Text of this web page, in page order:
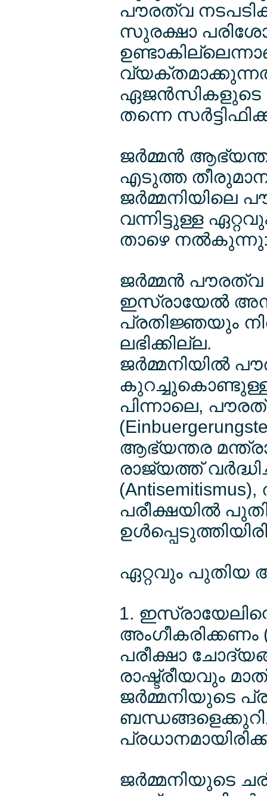
പൗരത്വ
സുരക്ഷാ
ഏജന്‍സികളുടെ
തന്നെ
ജര്‍മ്മന്‍
എടുത്ത
ജര്‍മ്മനിയിലെ
വന്നിട്ടുള്ള
താഴെ
ജര്‍മ്മന്‍ പൗരത്വ
ഇസ്രായേല്‍
പ്രതിജ്ഞയും
ലഭിക്കില്ല.
ജര്‍മ്മനിയില്‍
പിന്നാലെ,
ആഭ്യന്തര
രാജ്യത്ത്
പരീക്ഷയില്‍
ഏറ്റവും പുതിയ
1.
അംഗീകരിക്കണം
പരീക്ഷാ
രാഷ്ട്രീയവും
ജര്‍മ്മനിയുടെ
ജര്‍മ്മനിയുടെ